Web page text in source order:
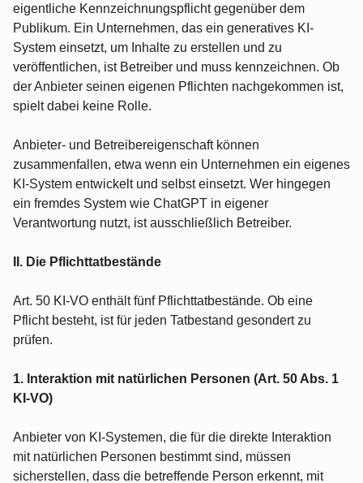
eigentliche Kennzeichnungspflicht gegenüber dem
Publikum. Ein Unternehmen, das ein generatives KI-
System einsetzt, um Inhalte zu erstellen und zu
veröffentlichen, ist Betreiber und muss kennzeichnen. Ob
der Anbieter seinen eigenen Pflichten nachgekommen ist,
spielt dabei keine Rolle.
Anbieter- und Betreibereigenschaft können
zusammenfallen, etwa wenn ein Unternehmen ein eigenes
KI-System entwickelt und selbst einsetzt. Wer hingegen
ein fremdes System wie ChatGPT in eigener
Verantwortung nutzt, ist ausschließlich Betreiber.
II. Die Pflichttatbestände
Art. 50 KI-VO enthält fünf Pflichttatbestände. Ob eine
Pflicht besteht, ist für jeden Tatbestand gesondert zu
prüfen.
1. Interaktion mit natürlichen Personen (Art. 50 Abs. 1
KI-VO)
Anbieter von KI-Systemen, die für die direkte Interaktion
mit natürlichen Personen bestimmt sind, müssen
sicherstellen, dass die betreffende Person erkennt, mit